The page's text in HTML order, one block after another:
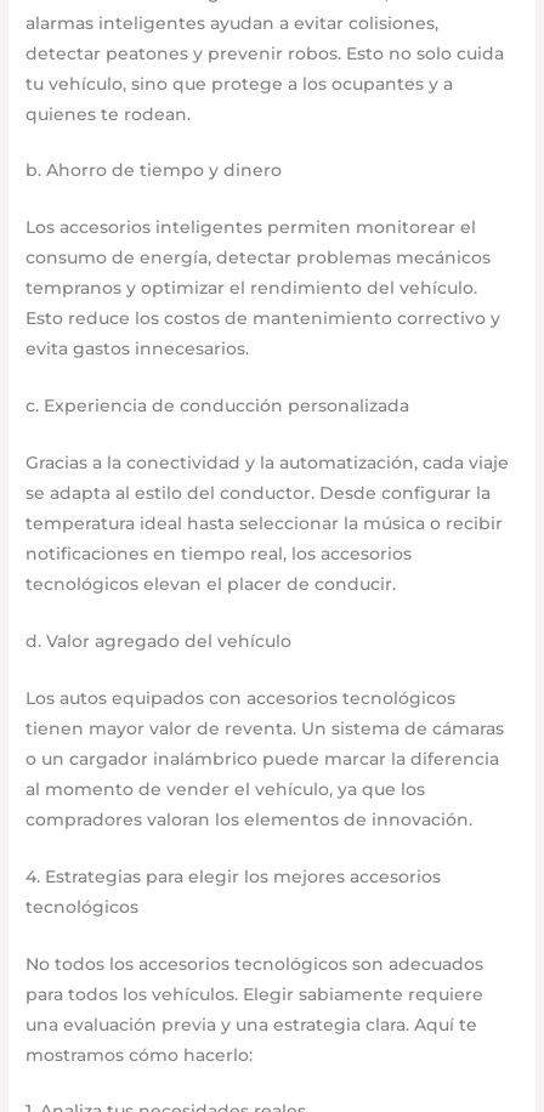
alarmas inteligentes ayudan a evitar colisiones,
detectar peatones y prevenir robos. Esto no solo cuida
tu vehículo, sino que protege a los ocupantes y a
quienes te rodean.
b. Ahorro de tiempo y dinero
Los accesorios inteligentes permiten monitorear el
consumo de energía, detectar problemas mecánicos
tempranos y optimizar el rendimiento del vehículo.
Esto reduce los costos de mantenimiento correctivo y
evita gastos innecesarios.
c. Experiencia de conducción personalizada
Gracias a la conectividad y la automatización, cada viaje
se adapta al estilo del conductor. Desde configurar la
temperatura ideal hasta seleccionar la música o recibir
notificaciones en tiempo real, los accesorios
tecnológicos elevan el placer de conducir.
d. Valor agregado del vehículo
Los autos equipados con accesorios tecnológicos
tienen mayor valor de reventa. Un sistema de cámaras
o un cargador inalámbrico puede marcar la diferencia
al momento de vender el vehículo, ya que los
compradores valoran los elementos de innovación.
4. Estrategias para elegir los mejores accesorios
tecnológicos
No todos los accesorios tecnológicos son adecuados
para todos los vehículos. Elegir sabiamente requiere
una evaluación previa y una estrategia clara. Aquí te
mostramos cómo hacerlo: